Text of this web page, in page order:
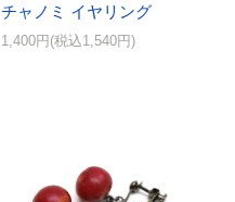
チャノミ イヤリング
1,400円(税込1,540円)